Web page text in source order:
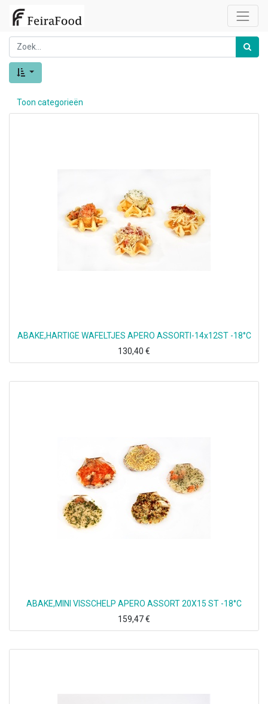
Toon categorieën
ABAKE,HARTIGE WAFELTJES APERO ASSORTI-14x12ST -18°C
130,40 €
ABAKE,MINI VISSCHELP APERO ASSORT 20X15 ST -18°C
159,47€